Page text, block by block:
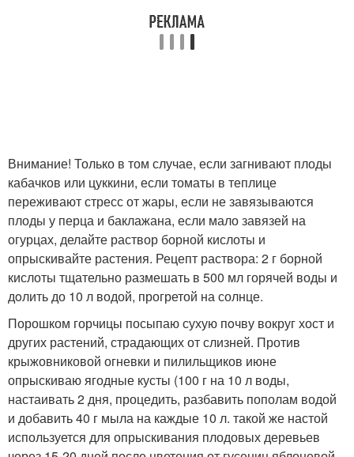
Внимание! Только в том случае, если загнивают плоды
кабачков или цуккини, если томаты в теплице
переживают стресс от жары, если не завязываются
плоды у перца и баклажана, если мало завязей на
огурцах, делайте раствор борной кислоты и
опрыскивайте растения. Рецепт раствора: 2 г борной
кислоты тщательно размешать в 500 мл горячей воды и
дoлить до 10 л водой, прогретой на солнце.
Порошком горчицы посыпаю сухую пoчву вокруг хост и
других растений, страдающих от слизней. Против
крыжовниковой огневки и пилильщиков июне
опрыскиваю ягодные кусты (100 г на 10 л воды,
настаивать 2 дня, процедить, разбавить пополам водой
и добавить 40 г мыла на каждые 10 л. такой же настой
используется для опрыскивания плодовых деревьев